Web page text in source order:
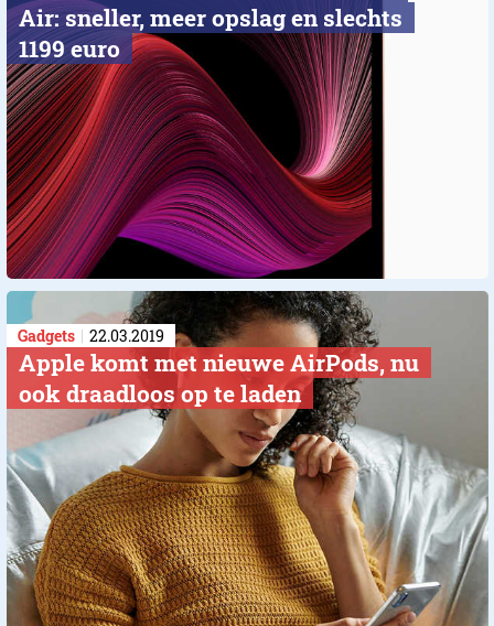
Air: sneller, meer opslag en slechts
1199 euro
Gadgets 22.03.2019
Apple komt met nieuwe AirPods, nu
ook draadloos op te laden